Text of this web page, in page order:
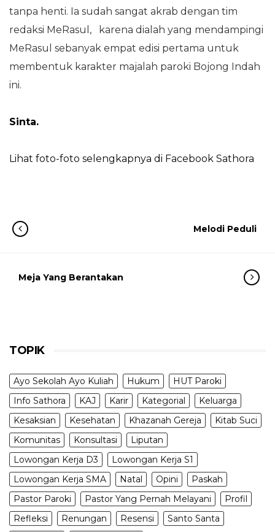
tanpa henti. Ia sudah sangat akrab dengan tim
redaksi MeRasul, karena dialah yang mendampingi
MeRasul sebanyak empat edisi pertama untuk
membentuk karakter majalah paroki Bojong Indah
ini.
Sinta.
Lihat foto-foto selengkapnya di Facebook Sathora
Melodi Peduli
Meja Yang Berantakan
TOPIK
Ayo Sekolah Ayo Kuliah Hukum
HUT Paroki
Info Sathora
KAJ Karir Kategorial
Keluarga
Kesaksian
Kesehatan Khazanah Gereja
Kitab Suci
Komunitas
Konsultasi
Liputan
Lowongan Kerja D3
Lowongan Kerja S1
Lowongan Kerja SMA
Natal Opini
Paskah
Pastor Paroki
Pastor Yang Pernah Melayani
Profil
Refleksi
Renungan Resensi
Santo Santa